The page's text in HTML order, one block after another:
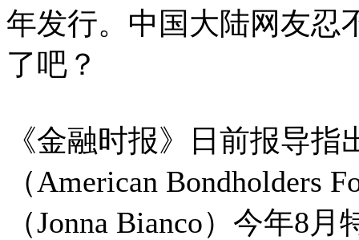
年发行。中国大陆网友忍
了吧？
《金融时报》日前报导
（American Bondholders
（Jonna Bianco）今年8